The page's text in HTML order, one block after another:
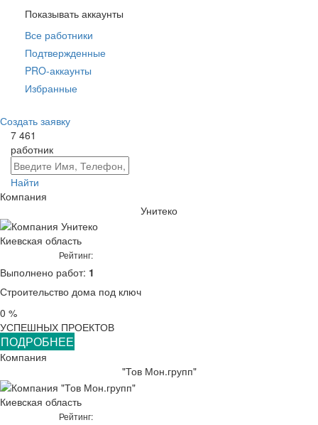
Показывать аккаунты
Все работники
Подтвержденные
PRO-аккаунты
Избранные
Создать заявку
7 461
работник
Найти
Компания
Унитеко
Киевская область
Рейтинг:
Выполнено работ: 1
Строительство дома под ключ
0 %
УСПЕШНЫХ ПРОЕКТОВ
ПОДРОБНЕЕ
Компания
"Тов Мон.групп"
Киевская область
Рейтинг: